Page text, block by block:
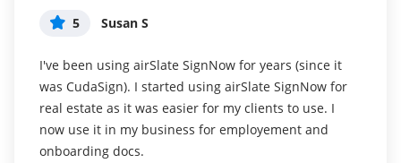
5 Susan S
I've been using airSlate SignNow for years (since it
was CudaSign). I started using airSlate SignNow for
real estate as it was easier for my clients to use. I
now use it in my business for employement and
onboarding docs.
5 Liam R
Everything has been great, really easy to incorporate
into my business. And the clients who have used
your software so far have said it is very easy to
complete the necessary signatures.
5 Dani P
I couldn't conduct my business without contracts and
this makes the hassle of downloading, printing,
scanning, and reuploading docs virtually seamless. I
don't have to worry about whether or not my clients
have printers or scanners and I don't have to pay the